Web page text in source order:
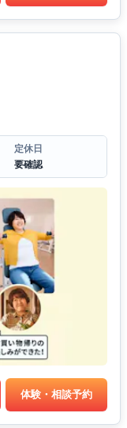
定休日
要確認
体験・相談予約